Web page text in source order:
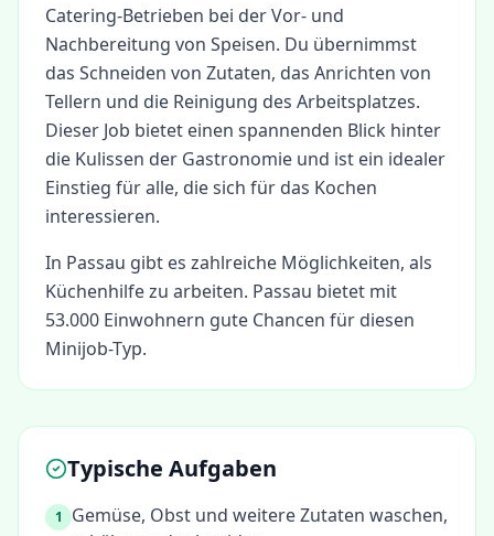
Catering-Betrieben bei der Vor- und
Nachbereitung von Speisen. Du übernimmst
das Schneiden von Zutaten, das Anrichten von
Tellern und die Reinigung des Arbeitsplatzes.
Dieser Job bietet einen spannenden Blick hinter
die Kulissen der Gastronomie und ist ein idealer
Einstieg für alle, die sich für das Kochen
interessieren.
In Passau gibt es zahlreiche Möglichkeiten, als
Küchenhilfezu arbeiten. Passau bietet mit
53.000 Einwohnern gute Chancen für diesen
Minijob-Typ.
Typische Aufgaben
1
Gemüse, Obst und weitere Zutaten waschen,